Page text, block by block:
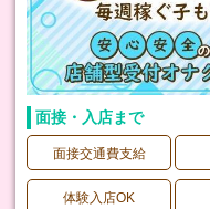
面接・入店まで
面接交通費支給
体験入店OK